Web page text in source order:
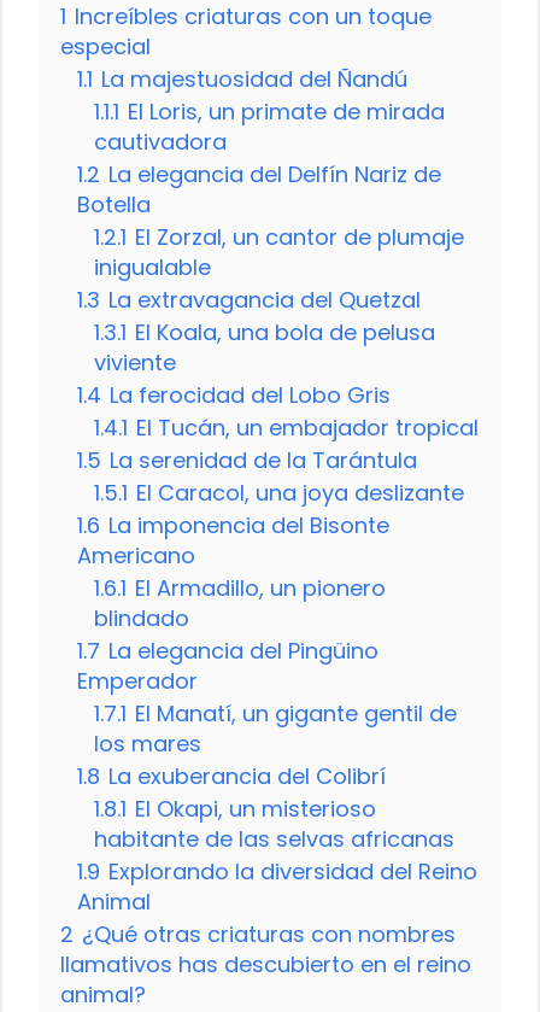
1 Increíbles criaturas con un toque
especial
1.1 La majestuosidad del Ñandú
1.1.1 El Loris, un primate de mirada
cautivadora
1.2 La elegancia del Delfín Nariz de
Botella
1.2.1 El Zorzal, un cantor de plumaje
inigualable
1.3 La extravagancia del Quetzal
1.3.1 El Koala, una bola de pelusa
viviente
1.4 La ferocidad del Lobo Gris
1.4.1 El Tucán, un embajador tropical
1.5 La serenidad de la Tarántula
1.5.1 El Caracol, una joya deslizante
1.6 La imponencia del Bisonte
Americano
1.6.1 El Armadillo, un pionero
blindado
1.7 La elegancia del Pingüino
Emperador
1.7.1 El Manatí, un gigante gentil de
los mares
1.8 La exuberancia del Colibrí
1.8.1 El Okapi, un misterioso
habitante de las selvas africanas
1.9 Explorando la diversidad del Reino
Animal
2 ¿Qué otras criaturas con nombres
llamativos has descubierto en el reino
animal?